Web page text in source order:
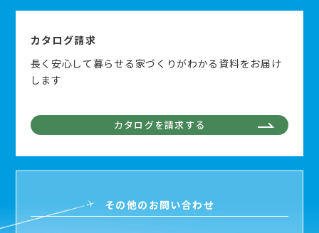
カタログ請求
長く安心して暮らせる家づくりがわかる資料をお届け
します
カタログを請求する
その他のお問い合わせ